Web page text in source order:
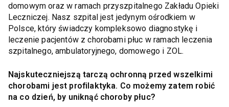
domowym oraz w ramach przyszpitalnego Zakładu Opieki
Leczniczej. Nasz szpital jest jedynym ośrodkiem w
Polsce, który świadczy kompleksowo diagnostykę i
leczenie pacjentów z chorobami płuc w ramach leczenia
szpitalnego, ambulatoryjnego, domowego i ZOL.
Najskuteczniejszą tarczą ochronną przed wszelkimi
chorobami jest profilaktyka. Co możemy zatem robić
na co dzień, by uniknąć choroby płuc?